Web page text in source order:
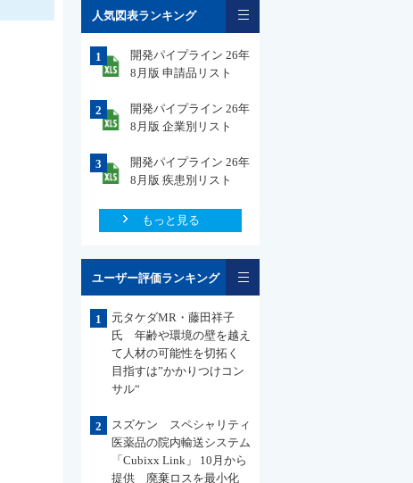
人気図表ランキング
1
開発パイプライン 26年
8月版 申請品リスト
2
開発パイプライン 26年
8月版 企業別リスト
3
開発パイプライン 26年
8月版 疾患別リスト
もっと見る
ユーザー評価ランキング
1
元タケダMR・藤田祥子
氏 年齢や環境の壁を越え
て人材の可能性を切拓く
目指すは”かかりつけコン
サル“
2
スズケン スペシャリティ
医薬品の院内輸送システム
「Cubixx Link」 10月から
提供 廃棄ロスを最小化